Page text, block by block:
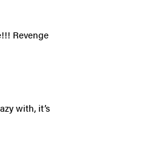
Revenge
with, it’s